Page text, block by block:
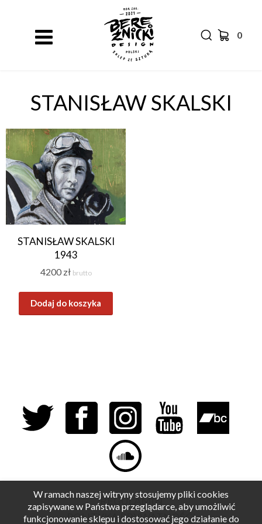
0
STANISŁAW SKALSKI
STANISŁAW SKALSKI
1943
4200 zł brutto
Dodaj do koszyka
REGULAMIN
POLITYKA PRYWATNOŚCI
W ramach naszej witryny stosujemy pliki cookies
zapisywane w Państwa przeglądarce, aby umożliwić
funkcjonowanie sklepu i dostosować jego działanie do